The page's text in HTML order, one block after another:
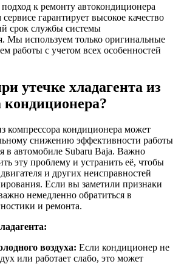
к ремонту автокондиционера
гарантирует высокое качество
срок службы системы
Мы используем только оригинальные
работы с учетом всех особенностей
утечке хладагента из
кондиционера?
компрессора кондиционера может
снижению эффективности работы
в автомобиле Subaru Baja. Важно
эту проблему и устранить её, чтобы
и других неисправностей
Если вы заметили признаки
немедленно обратиться в
и ремонта.
воздуха: Если кондиционер не
или работает слабо, это может